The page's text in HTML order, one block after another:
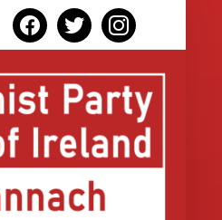
facebooktwitterinstagram